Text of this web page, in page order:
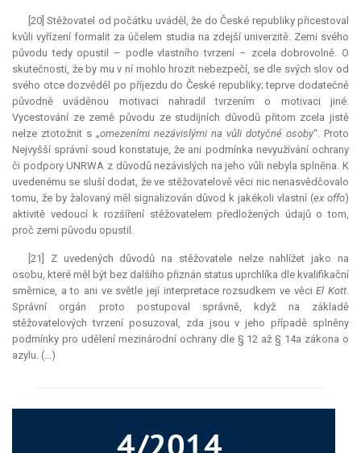
[20] Stěžovatel od počátku uváděl, že do České republiky přicestoval
kvůli vyřízení formalit za účelem studia na zdejší univerzitě. Zemi svého
původu tedy opustil – podle vlastního tvrzení – zcela dobrovolně. O
skutečnosti, že by mu v ní mohlo hrozit nebezpečí, se dle svých slov od
svého otce dozvěděl po příjezdu do České republiky; teprve dodatečně
původně uváděnou motivaci nahradil tvrzením o motivaci jiné.
Vycestování ze země původu ze studijních důvodů přitom zcela jistě
nelze ztotožnit s „omezeními nezávislými na vůli dotyčné osoby“. Proto
Nejvyšší správní soud konstatuje, že ani podmínka nevyužívání ochrany
či podpory UNRWA z důvodů nezávislých na jeho vůli nebyla splněna. K
uvedenému se sluší dodat, že ve stěžovatelově věci nic nenasvědčovalo
tomu, že by žalovaný měl signalizován důvod k jakékoli vlastní (ex offo)
aktivitě vedoucí k rozšíření stěžovatelem předložených údajů o tom,
proč zemi původu opustil.
[21] Z uvedených důvodů na stěžovatele nelze nahlížet jako na
osobu, které měl být bez dalšího přiznán status uprchlíka dle kvalifikační
směrnice, a to ani ve světle její interpretacerozsudkem ve věciEl Kott.
Správní orgán proto postupoval správně, když na základě
stěžovatelových tvrzení posuzoval, zda jsou v jeho případě splněny
podmínky pro udělení mezinárodní ochrany dle § 12 až § 14a zákona o
azylu. (...)